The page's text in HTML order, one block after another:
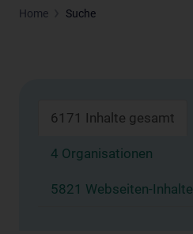
Home Suche
6171 Inhalte gesamt
4 Organisationen
5821 Webseiten-Inhalte